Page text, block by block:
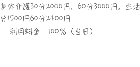
身体介護30分2000円、60分3000円。生
分1500円60分2400円
利用料金 100％（当日）